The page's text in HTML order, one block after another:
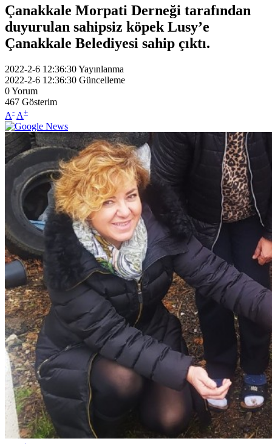
Çanakkale Morpati Derneği tarafından
duyurulan sahipsiz köpek Lusy’e
Çanakkale Belediyesi sahip çıktı.
2022-2-6 12:36:30Yayınlanma
2022-2-6 12:36:30 Güncelleme
0Yorum
467 Gösterim
A- A+